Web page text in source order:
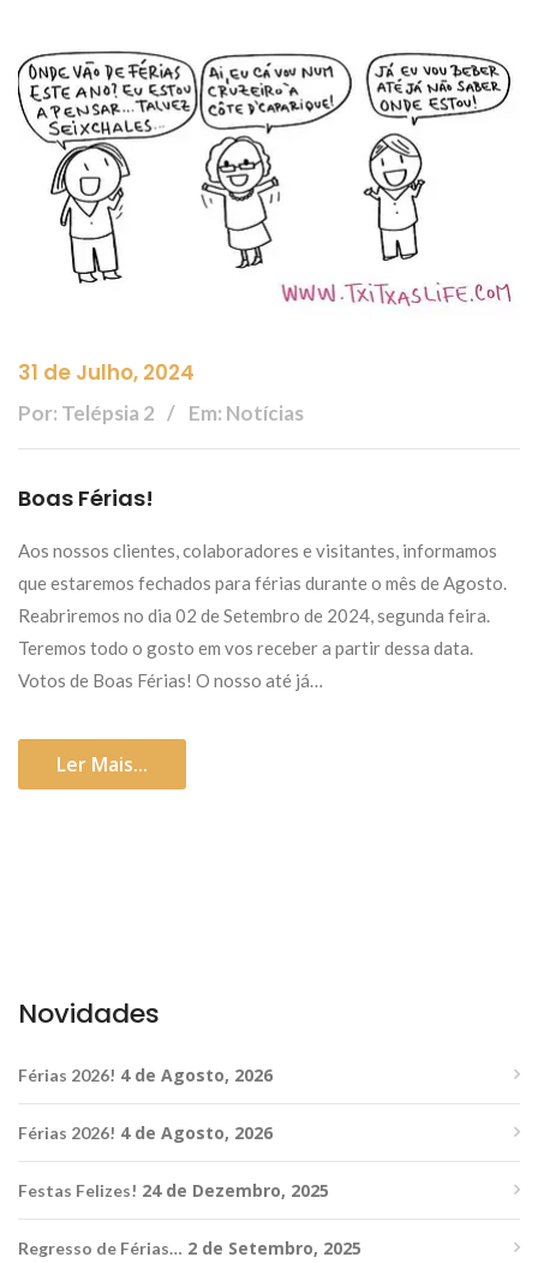
31 de Julho, 2024
Por: Telépsia 2 Em: Notícias
Boas Férias!
Aos nossos clientes, colaboradores e visitantes, informamos
que estaremos fechados para férias durante o mês de Agosto.
Reabriremos no dia 02 de Setembro de 2024, segunda feira.
Teremos todo o gosto em vos receber a partir dessa data.
Votos de Boas Férias! O nosso até já…
Ler Mais...
Novidades
Férias 2026! 4 de Agosto, 2026
Férias 2026! 4 de Agosto, 2026
Festas Felizes! 24 de Dezembro, 2025
Regresso de Férias… 2 de Setembro, 2025